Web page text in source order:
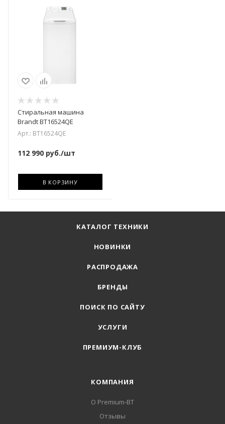
Стиральная машина
Brandt BT16524QE
Арт.: BT16524QE
112 990 руб./шт
В КОРЗИНУ
КАТАЛОГ ТЕХНИКИ
НОВИНКИ
РАСПРОДАЖА
БРЕНДЫ
ПОИСК ПО САЙТУ
УСЛУГИ
ПРЕМИУМ-КЛУБ
КОМПАНИЯ
О Premium-BT
Отзывы